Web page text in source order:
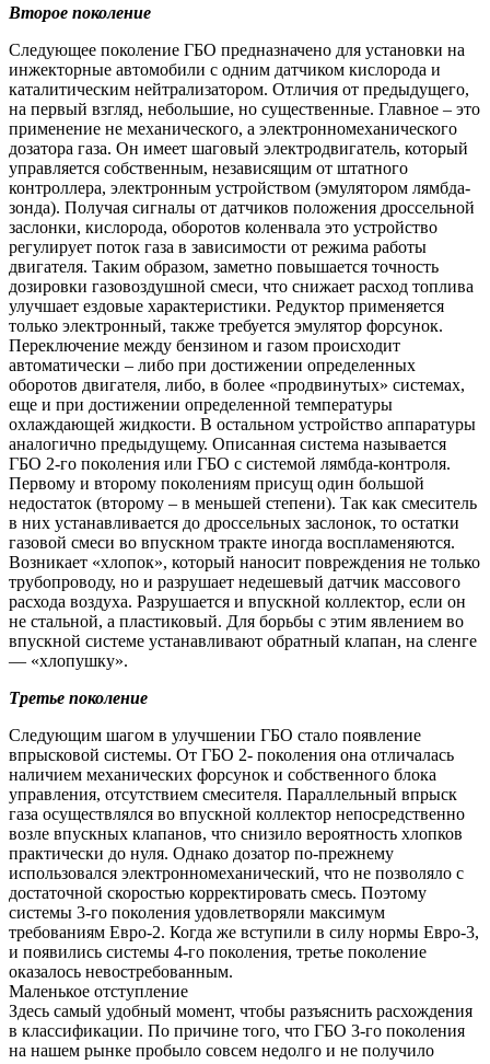
Второе поколение
Следующее поколение ГБО предназначено для установки на
инжекторные автомобили с одним датчиком кислорода и
каталитическим нейтрализатором. Отличия от предыдущего,
на первый взгляд, небольшие, но существенные. Главное – это
применение не механического, а электронномеханического
дозатора газа. Он имеет шаговый электродвигатель, который
управляется собственным, независящим от штатного
контроллера, электронным устройством (эмулятором лямбда-
зонда). Получая сигналы от датчиков положения дроссельной
заслонки, кислорода, оборотов коленвала это устройство
регулирует поток газа в зависимости от режима работы
двигателя. Таким образом, заметно повышается точность
дозировки газовоздушной смеси, что снижает расход топлива
улучшает ездовые характеристики. Редуктор применяется
только электронный, также требуется эмулятор форсунок.
Переключение между бензином и газом происходит
автоматически – либо при достижении определенных
оборотов двигателя, либо, в более «продвинутых» системах,
еще и при достижении определенной температуры
охлаждающей жидкости. В остальном устройство аппаратуры
аналогично предыдущему. Описанная система называется
ГБО 2-го поколения или ГБО с системой лямбда-контроля.
Первому и второму поколениям присущ один большой
недостаток (второму – в меньшей степени). Так как смеситель
в них устанавливается до дроссельных заслонок, то остатки
газовой смеси во впускном тракте иногда воспламеняются.
Возникает «хлопок», который наносит повреждения не только
трубопроводу, но и разрушает недешевый датчик массового
расхода воздуха. Разрушается и впускной коллектор, если он
не стальной, а пластиковый. Для борьбы с этим явлением во
впускной системе устанавливают обратный клапан, на сленге
— «хлопушку».
Третье поколение
Следующим шагом в улучшении ГБО стало появление
впрысковой системы. От ГБО 2- поколения она отличалась
наличием механических форсунок и собственного блока
управления, отсутствием смесителя. Параллельный впрыск
газа осуществлялся во впускной коллектор непосредственно
возле впускных клапанов, что снизило вероятность хлопков
практически до нуля. Однако дозатор по-прежнему
использовался электронномеханический, что не позволяло с
достаточной скоростью корректировать смесь. Поэтому
системы 3-го поколения удовлетворяли максимум
требованиям Евро-2. Когда же вступили в силу нормы Евро-3,
и появились системы 4-го поколения, третье поколение
оказалось невостребованным.
Маленькое отступление
Здесь самый удобный момент, чтобы разъяснить расхождения
в классификации. По причине того, что ГБО 3-го поколения
на нашем рынке пробыло совсем недолго и не получило